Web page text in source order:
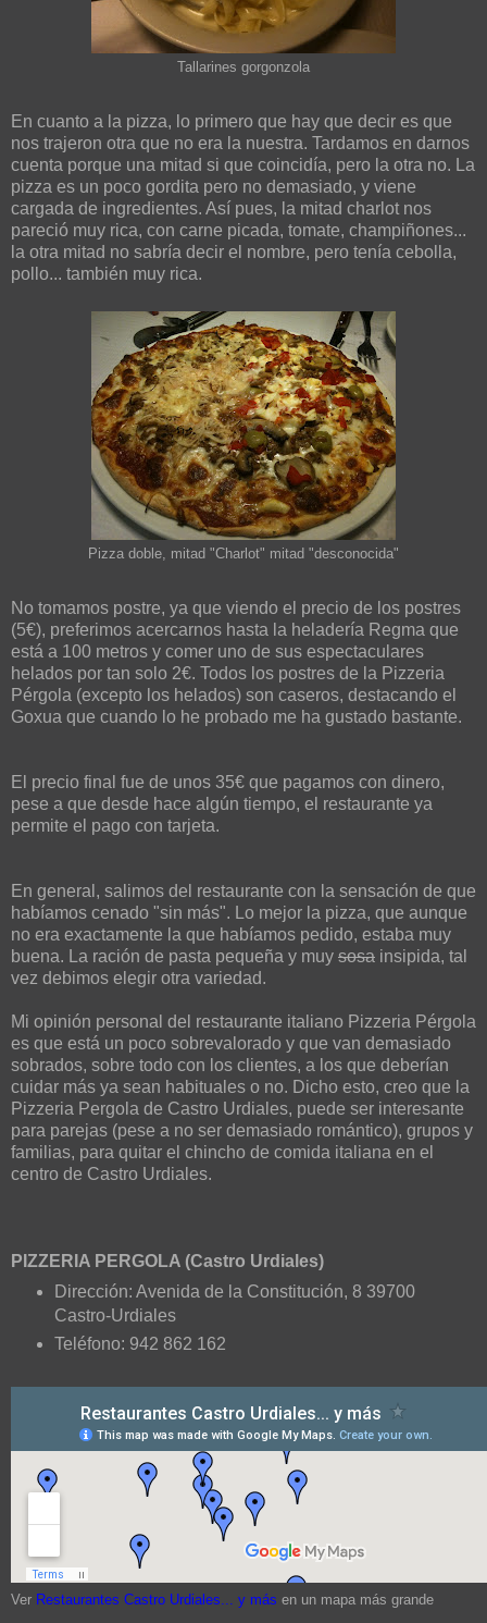
Tallarines gorgonzola
En cuanto a la pizza, lo primero que hay que decir es que
nos trajeron otra que no era la nuestra. Tardamos en darnos
cuenta porque una mitad si que coincidía, pero la otra no. La
pizza es un poco gordita pero no demasiado, y viene
cargada de ingredientes. Así pues, la mitad charlot nos
pareció muy rica, con carne picada, tomate, champiñones...
la otra mitad no sabría decir el nombre, pero tenía cebolla,
pollo... también muy rica.
Pizza doble, mitad "Charlot" mitad "desconocida"
No tomamos postre, ya que viendo el precio de los postres
(5€), preferimos acercarnos hasta la heladería Regma que
está a 100 metros y comer uno de sus espectaculares
helados por tan solo 2€. Todos los postres de la Pizzeria
Pérgola (excepto los helados) son caseros, destacando el
Goxua que cuando lo he probado me ha gustado bastante.
El precio final fue de unos 35€ que pagamos con dinero,
pese a que desde hace algún tiempo, el restaurante ya
permite el pago con tarjeta.
En general, salimos del restaurante con la sensación de que
habíamos cenado "sin más". Lo mejor la pizza, que aunque
no era exactamente la que habíamos pedido, estaba muy
buena. La ración de pasta pequeña y muy sosa insipida, tal
vez debimos elegir otra variedad.
Mi opinión personal del restaurante italiano Pizzeria Pérgola
es que está un poco sobrevalorado y que van demasiado
sobrados, sobre todo con los clientes, a los que deberían
cuidar más ya sean habituales o no. Dicho esto, creo que la
Pizzeria Pergola de Castro Urdiales, puede ser interesante
para parejas (pese a no ser demasiado romántico), grupos y
familias, para quitar el chincho de comida italiana en el
centro de Castro Urdiales.
PIZZERIA PERGOLA (Castro Urdiales)
Dirección: Avenida de la Constitución, 8 39700
Castro-Urdiales
Teléfono: 942 862 162
Ver Restaurantes Castro Urdiales... y más en un mapa más grande